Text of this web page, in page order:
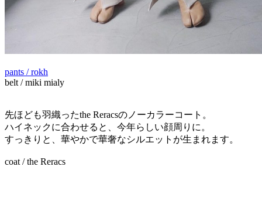
pants / rokh
belt / miki mialy
先ほども羽織ったthe Reracsのノーカラーコート。
ハイネックに合わせると、今年らしい顔周りに。
すっきりと、華やかで華奢なシルエットが生まれます。
coat / the Reracs